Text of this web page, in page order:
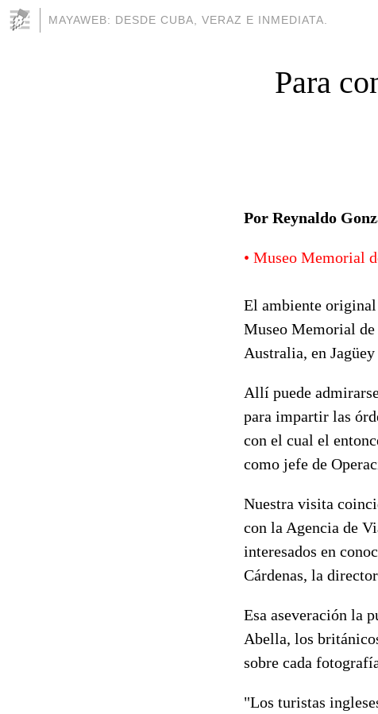
MAYAWEB: DESDE CUBA, VERAZ E INMEDIATA.
Para
Por Reynaldo
• Museo Memorial
El ambiente original
Museo Memorial de
Australia, en Jagüey
Allí puede
para impartir las
con el cual el
como jefe de
Nuestra visita
con la Agencia de
interesados en
Cárdenas, la
Esa aseveración la
Abella, los
sobre cada
"Los turistas